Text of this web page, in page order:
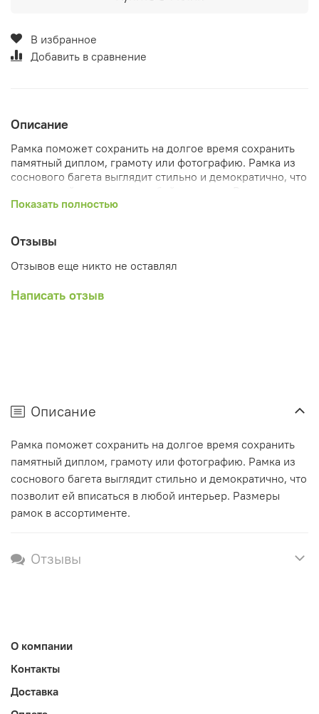
В избранное
Добавить в сравнение
Описание
Рамка поможет сохранить на долгое время сохранить
памятный диплом, грамоту или фотографию. Рамка из
соснового багета выглядит стильно и демократично, что
рамок в ассортименте.
Показать полностью
Отзывы
Отзывов еще никто не оставлял
Написать отзыв
Описание
Рамка поможет сохранить на долгое время сохранить
памятный диплом, грамоту или фотографию. Рамка из
соснового багета выглядит стильно и демократично, что
позволит ей вписаться в любой интерьер. Размеры
рамок в ассортименте.
Отзывы
О компании
Контакты
Доставка